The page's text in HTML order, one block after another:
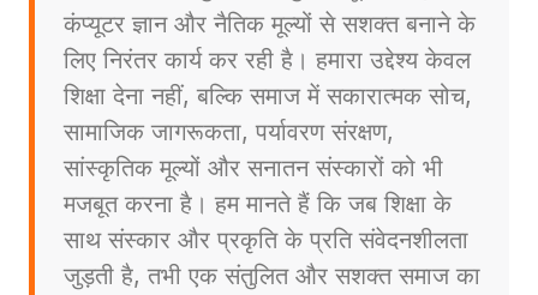
कंप्यूटर ज्ञान और नैतिक मूल्यों से सशक्त बनाने के
लिए निरंतर कार्य कर रही है। हमारा उद्देश्य केवल
शिक्षा देना नहीं, बल्कि समाज में सकारात्मक सोच,
सामाजिक जागरूकता, पर्यावरण संरक्षण,
सांस्कृतिक मूल्यों और सनातन संस्कारों को भी
मजबूत करना है। हम मानते हैं कि जब शिक्षा के
साथ संस्कार और प्रकृति के प्रति संवेदनशीलता
जुड़ती है, तभी एक संतुलित और सशक्त समाज का